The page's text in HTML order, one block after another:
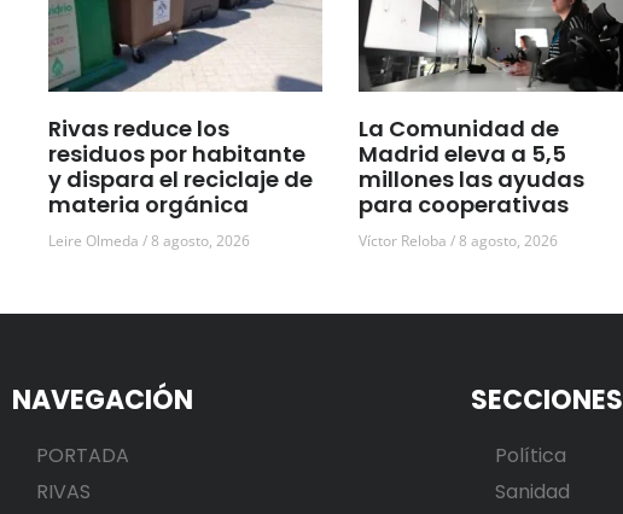
Rivas reduce los
residuos por habitante
y dispara el reciclaje de
materia orgánica
Leire Olmeda 8 agosto, 2026
La Comunidad de
Madrid eleva a 5,5
millones las ayudas
para cooperativas
Víctor Reloba 8 agosto, 2026
NAVEGACIÓN
PORTADA
RIVAS
SECCIONES
Política
Sanidad